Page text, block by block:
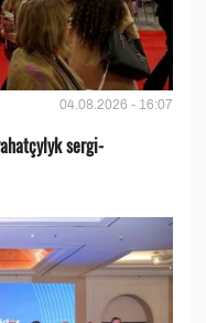
04.08.2026 - 16:07
sergi-